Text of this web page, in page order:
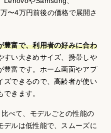
〜4万円前後の価格で展開さ
豊富で、利用者の好みに合わ
すい大きめサイズ、携帯しや
豊富です。ホーム画面やアプ
ズできるので、高齢者が使い
きます。
べて、モデルごとの性能の
デルは低性能で、スムーズに